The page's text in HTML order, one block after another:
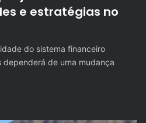
e estratégias no
do sistema financeiro
dependerá de uma mudança